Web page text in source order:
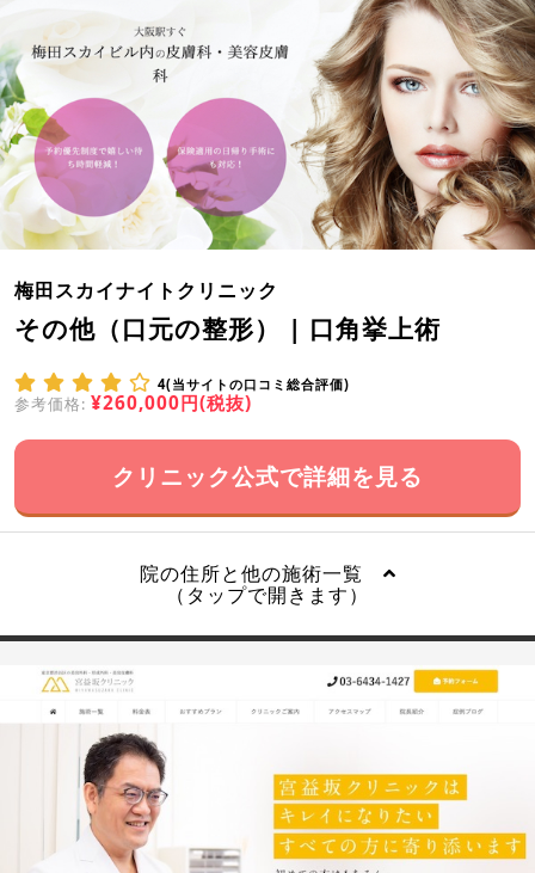
梅田スカイナイトクリニック
その他（口元の整形） | 口角挙上術
4(当サイトの口コミ総合評価)
参考価格: ¥260,000円(税抜)
クリニック公式で詳細を見る
院の住所と他の施術一覧
（タップで開きます）